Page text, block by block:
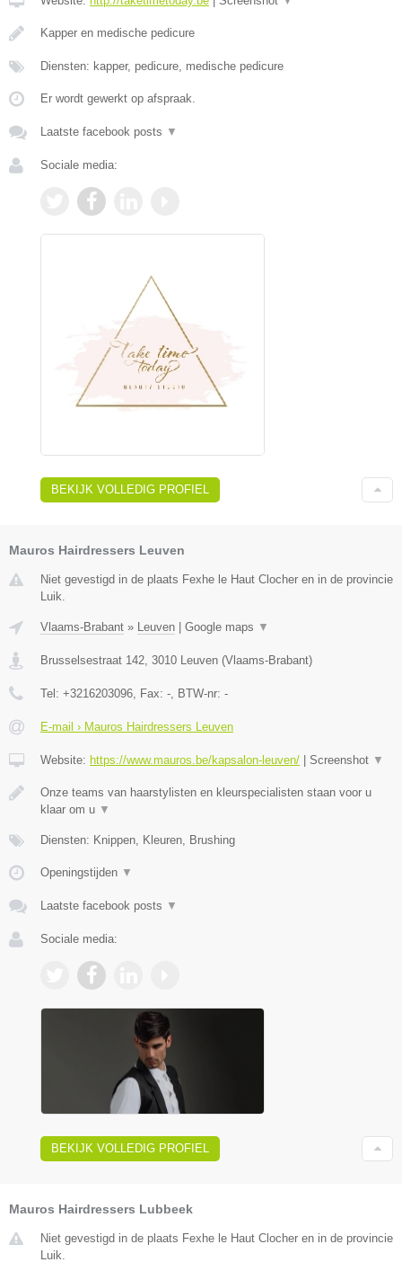
Kapper en medische pedicure
Diensten: kapper, pedicure, medische pedicure
Er wordt gewerkt op afspraak.
Laatste facebook posts ▼
Sociale media:
BEKIJK VOLLEDIG PROFIEL
Mauros Hairdressers Leuven
Niet gevestigd in de plaats Fexhe le Haut Clocher en in de provincie
Luik.
Vlaams-Brabant » Leuven | Google maps ▼
Brusselsestraat 142 3010 Leuven (Vlaams-Brabant)
Tel: +3216203096 , Fax: - , BTW-nr: -
E-mail › Mauros Hairdressers Leuven
Website: https://www.mauros.be/kapsalon-leuven/ | Screenshot ▼
Onze teams van haarstylisten en kleurspecialisten staan voor u
klaar om u ▼
Diensten: Knippen, Kleuren, Brushing
Openingstijden ▼
Laatste facebook posts ▼
Sociale media:
BEKIJK VOLLEDIG PROFIEL
Mauros Hairdressers Lubbeek
Niet gevestigd in de plaats Fexhe le Haut Clocher en in de provincie
Luik.